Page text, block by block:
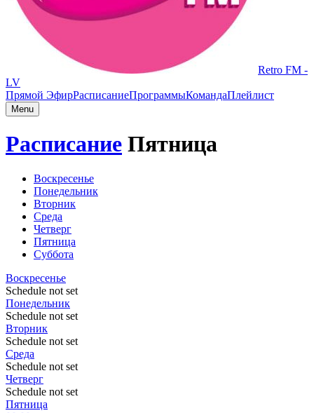
Retro FM -
LV
Прямой ЭфирРасписаниеПрограммыКомандаПлейлист
Menu
Расписание Пятница
Воскресенье
Понедельник
Вторник
Среда
Четверг
Пятница
Суббота
Воскресенье
Schedule not set
Понедельник
Schedule not set
Вторник
Schedule not set
Среда
Schedule not set
Четверг
Schedule not set
Пятница